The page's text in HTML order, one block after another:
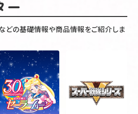
ー
どの基礎情報や商品情報をご紹介しま